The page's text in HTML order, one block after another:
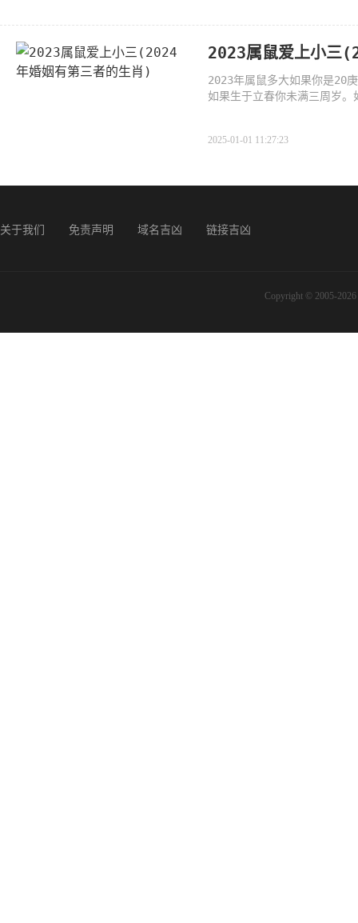
2023属鼠爱上小三
2023年属鼠多大如果你是20
如果生于立春你未满三周岁
2025-01-01 11:27:23
关于我们 免责声明 域名吉凶 链接吉凶
Copyright © 2005-